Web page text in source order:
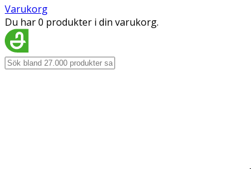
Varukorg
Du har 0 produkter i din varukorg.